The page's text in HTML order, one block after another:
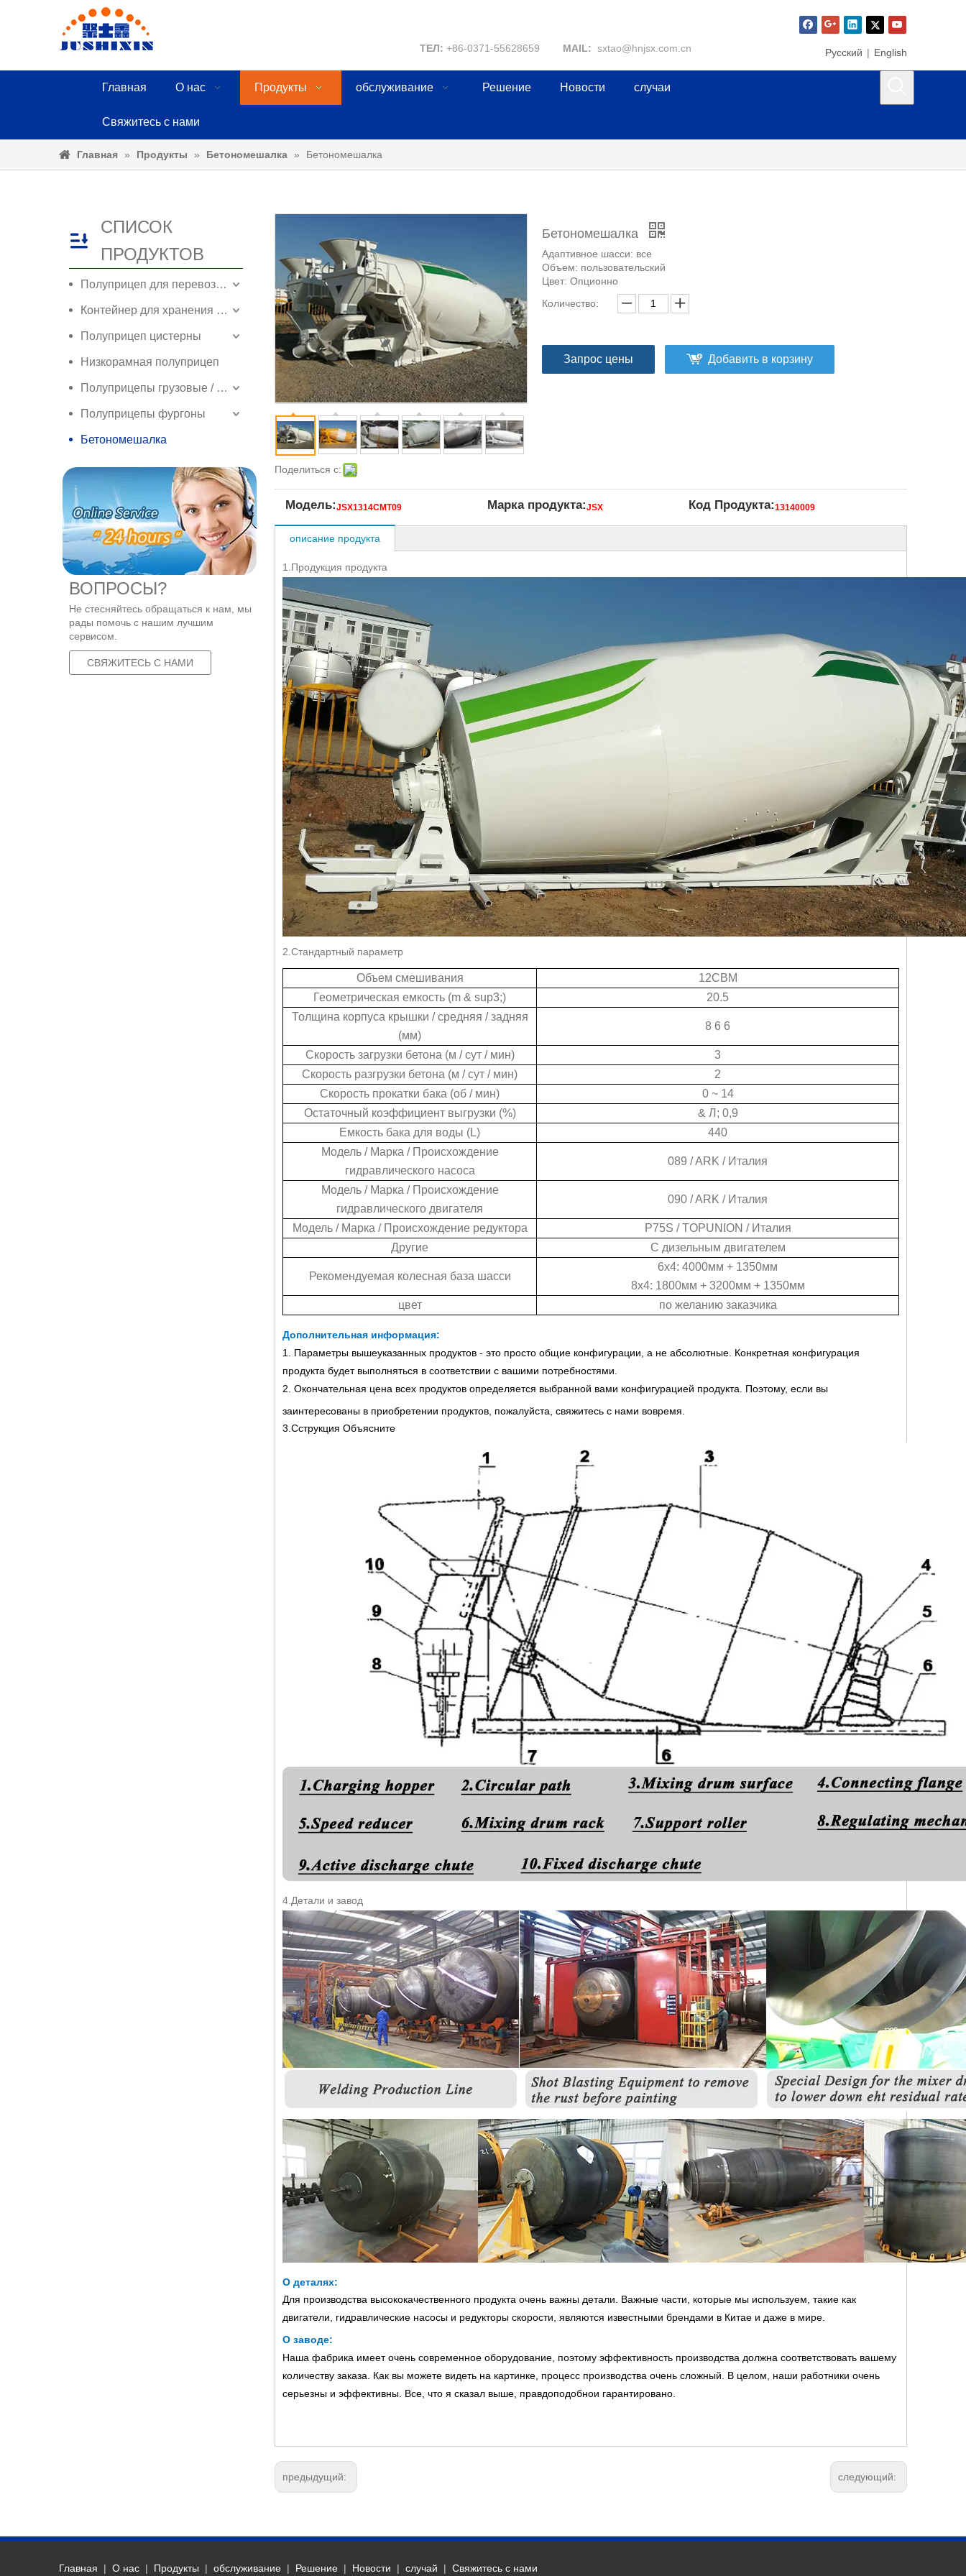
ТЕЛ: +86-0371-55628659 MAIL: sxtao@hnjsx.com.cn Pусский | English
Главная О нас Продукты обслуживание Решение Новости случаи
Свяжитесь с нами
Главная » Продукты » Бетономешалка » Бетономешалка
СПИСОК
ПРОДУКТОВ
Полуприцеп для перевозки контейнеров
Контейнер для хранения контейнеров ISO
Полуприцеп цистерны
Низкорамная полуприцеп
Полуприцепы грузовые / боковые грузовые полуприцепы
Полуприцепы фургоны
Бетономешалка
ВОПРОСЫ?
Не стесняйтесь обращаться к нам, мы
рады помочь с нашим лучшим
сервисом.
СВЯЖИТЕСЬ С НАМИ
Поделиться с:
Бетономешалка
Адаптивное шасси: все
Объем: пользовательский
Цвет: Опционно
Количество:
Запрос цены Добавить в корзину
Модель:JSX1314CMT09 Марка продукта:JSX Код Продукта:13140009
описание продукта
1.Продукция продукта
2.Стандартный параметр
Объем смешивания
12CBM
Геометрическая емкость (m & sup3;)
20.5
Толщина корпуса крышки / средняя / задняя
(мм)
8 6 6
Скорость загрузки бетона (м / сут / мин)
3
Скорость разгрузки бетона (м / сут / мин)
2
Скорость прокатки бака (об / мин)
0 ~ 14
Остаточный коэффициент выгрузки (%)
& Л; 0,9
Емкость бака для воды (L)
440
Модель / Марка / Происхождение
гидравлического насоса
089 / ARK / Италия
Модель / Марка / Происхождение
гидравлического двигателя
090 / ARK / Италия
Модель / Марка / Происхождение редуктора
P75S / TOPUNION / Италия
Другие
С дизельным двигателем
Рекомендуемая колесная база шасси
6х4: 4000мм + 1350мм
8x4: 1800мм + 3200мм + 1350мм
цвет
по желанию заказчика
Дополнительная информация:
1. Параметры вышеуказанных продуктов - это просто общие конфигурации, а не абсолютные. Конкретная конфигурация
продукта будет выполняться в соответствии с вашими потребностями.
2. Окончательная цена всех продуктов определяется выбранной вами конфигурацией продукта. Поэтому, если вы
заинтересованы в приобретении продуктов, пожалуйста, свяжитесь с нами вовремя.
3.Сструкция Объясните
4.Детали и завод
О деталях:
Для производства высококачественного продукта очень важны детали. Важные части, которые мы используем, такие как
двигатели, гидравлические насосы и редукторы скорости, являются известными брендами в Китае и даже в мире.
О заводе:
Наша фабрика имеет очень современное оборудование, поэтому эффективность производства должна соответствовать вашему
количеству заказа. Как вы можете видеть на картинке, процесс производства очень сложный. В целом, наши работники очень
серьезны и эффективны. Все, что я сказал выше, правдоподобнои гарантировано.
предыдущий: следующий:
Главная | О нас | Продукты | обслуживание | Решение | Новости | случай | Свяжитесь с нами